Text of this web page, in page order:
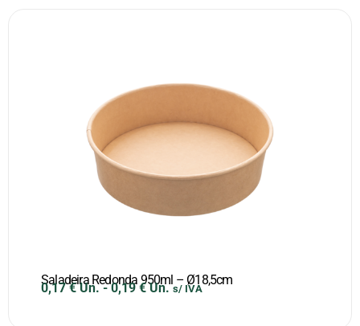
Saladeira Redonda 950ml – Ø18,5cm
0,17€ Un.-0,19€ Un. s/ IVA